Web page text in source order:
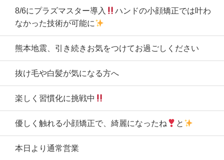
8/6にプラズマスター導入
ハンドの小顔矯正では叶わ
なかった技術が可能に
熊本地震、引き続きお気をつけてお過ごしください
抜け毛や白髪が気になる方へ
楽しく習慣化に挑戦中
優しく触れる小顔矯正で、綺麗になったね と
本日より通常営業